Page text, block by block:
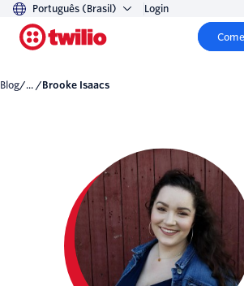
Português (Brasil) Login
Blog/... / Brooke Isaacs